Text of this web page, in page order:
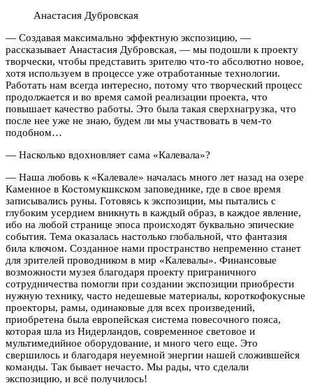
Анастасия Дубровская
— Создавая максимально эффектную экспозицию, —
рассказывает Анастасия Дубровская, — мы подошли к проекту
творчески, чтобы представить зрителю что-то абсолютно новое,
хотя используем в процессе уже отработанные технологии.
Работать нам всегда интересно, потому что творческий процесс
продолжается и во время самой реализации проекта, что
повышает качество работы. Это была такая сверхнагрузка, что
после нее уже не знаю, будем ли мы участвовать в чем-то
подобном…
— Насколько вдохновляет сама «Калевала»?
— Наша любовь к «Калевале» началась много лет назад на озере
Каменное в Костомукшкском заповеднике, где в свое время
записывались руны. Готовясь к экспозиции, мы пытались с
глубоким усердием вникнуть в каждый образ, в каждое явление,
ибо на любой странице эпоса происходят буквально эпические
события. Тема оказалась настолько глобальной, что фантазия
била ключом. Созданное нами пространство непременно станет
для зрителей проводником в мир «Калевалы». Финансовые
возможности музея благодаря проекту приграничного
сотрудничества помогли при создании экспозиции приобрести
нужную технику, часто недешевые материалы, короткофокусные
проекторы, рамы, одинаковые для всех произведений,
приобретена была европейская система повесочного пояса,
которая шла из Нидерландов, современное световое и
мультимедийное оборудование, и много чего еще. Это
свершилось и благодаря неуемной энергии нашей сложившейся
команды. Так бывает нечасто. Мы рады, что сделали
экспозицию, и всё получилось!